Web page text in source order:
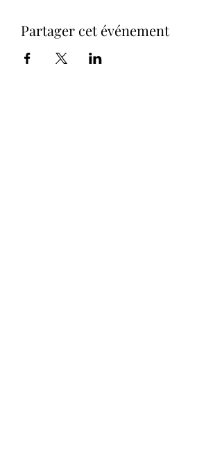
Partager cet événement